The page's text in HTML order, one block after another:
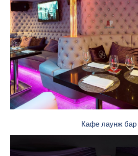
Кафе лаунж бар